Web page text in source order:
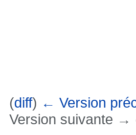
(diff) ← Version
Version suivante →